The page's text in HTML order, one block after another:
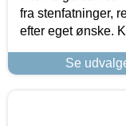
fra stenfatninger,
efter eget ønske.
Se